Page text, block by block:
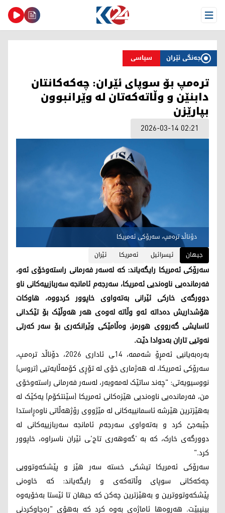
Open Menu
جەنگی ئێران سیاسی
ترەمپ بۆ سوپای ئێران: چەکەکانتان
دابنێن و وڵاتەکەتان لە وێرانبوون
بپارێزن
2026-03-14 02:21
دۆناڵد ترەمپ، سەرۆکی ئەمریکا
جیهان
ئیسرائیل ئەمریکا ئێران
سەرۆکی ئەمریکا رایگەیاند: کە لەسەر فەرمانی راستەوخۆی ئەو،
فەرماندەیی ناوەندیی ئەمریکا، سەرجەم ئامانجە سەربازییەکانی ناو
دوورگەی خارکی ئێرانی بەتەواوی خاپوور کردووە، هاوکات
هۆشداریش دەداتە ئەو وڵاتە لەوەی هەر هەوڵێک بۆ تێکدانی
ئاسایشی گەرووی هورمز، وەڵامێکی وێرانکەری بۆ سەر کەرتی
نەوتیی تاران بەدوادا دێت.
بەرەبەیانیی ئەمڕۆ شەممە، 14ـی ئاداری 2026، دۆناڵد ترەمپ،
سەرۆکی ئەمریکا، لە هەژماری خۆی لە تۆڕی کۆمەڵایەتیی (تروس)
نووسیویەتی: "چەند ساتێک لەمەوبەر، لەسەر فەرمانی راستەوخۆی
من، فەرماندەیی ناوەندیی هێزەکانی ئەمریکا (سێنتکۆم) یەکێک لە
بەهێزترین هێرشە ئاسمانییەکانی لە مێژووی رۆژهەڵاتی ناوەڕاستدا
جێبەجێ کرد و بەتەواوی سەرجەم ئامانجە سەربازییەکانی لە
دوورگەی خارک، کە بە 'گەوهەری تاج'ـی ئێران ناسراوە، خاپوور
کرد."
سەرۆکی ئەمریکا تیشکی خستە سەر هێز و پێشکەوتوویی
چەکەکانی سوپای وڵاتەکەی و رایگەیاند: کە خاوەنی
پێشکەوتووترین و بەهێزترین چەکن کە جیهان تا ئێستا بەخۆیەوە
بینیبێت. هەروەها ئاماژەی بەوە کرد کە بەهۆی "رەچاوکردنی